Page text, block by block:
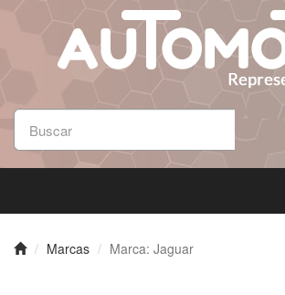
Marcas Marca: Jaguar